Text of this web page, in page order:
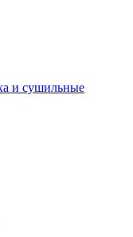
и сушильные